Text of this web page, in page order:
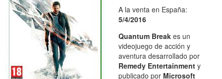
A la venta en España:
5/4/2016
Quantum Break es un
videojuego de acción y
aventura desarrollado por
Remedy Entertainment y
publicado por Microsoft